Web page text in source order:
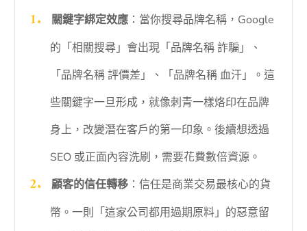
關鍵字綁定效應：當你搜尋品牌名稱，Google
的「相關搜尋」會出現「品牌名稱 詐騙」、
「品牌名稱 評價差」、「品牌名稱 血汗」。這
些關鍵字一旦形成，就像刺青一樣烙印在品牌
身上，改變潛在客戶的第一印象。後續想透過
SEO 或正面內容洗刷，需要花費數倍資源。
顧客的信任轉移：信任是商業交易最核心的貨
幣。一則「這家公司都用過期原料」的惡意留